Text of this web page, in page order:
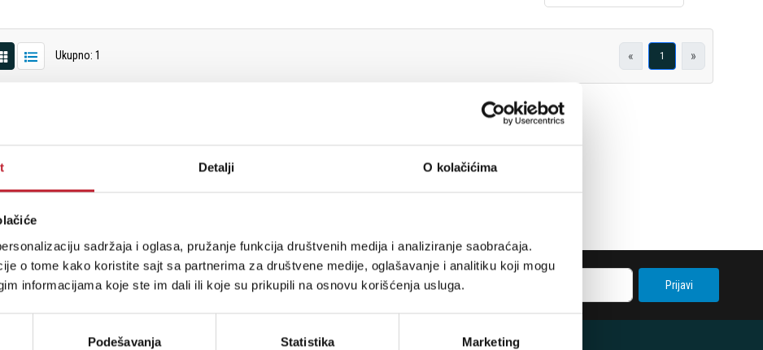
Detalji O kolačićima
sadržaja i oglasa, pružanje funkcija društvenih medija i analiziranje saobraćaja.
o tome kako koristite sajt sa partnerima za društvene medije, oglašavanje i analitiku koji mogu
informacijama koje ste im dali ili koje su prikupili na osnovu korišćenja usluga.
Podešavanja Statistika Marketing
Ukupno: 1 « 1 »
prijavite se na naš NEWSLETTER! Prijavi